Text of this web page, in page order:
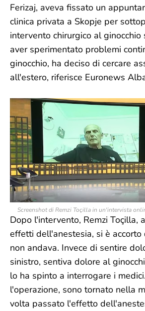
Ferizaj, aveva fissato un
clinica privata a Skopje per
intervento chirurgico al ginocchio
aver sperimentato problemi
ginocchio, ha deciso di cercare
all'estero, riferisce Euronews
Screenshot di Remzi Toçilla in un'intervista
Dopo l'intervento, Remzi Toçilla,
effetti dell'anestesia, si è accorto
non andava. Invece di sentire
sinistro, sentiva dolore al
lo ha spinto a interrogare i
l'operazione, sono tornato nella
volta passato l'effetto